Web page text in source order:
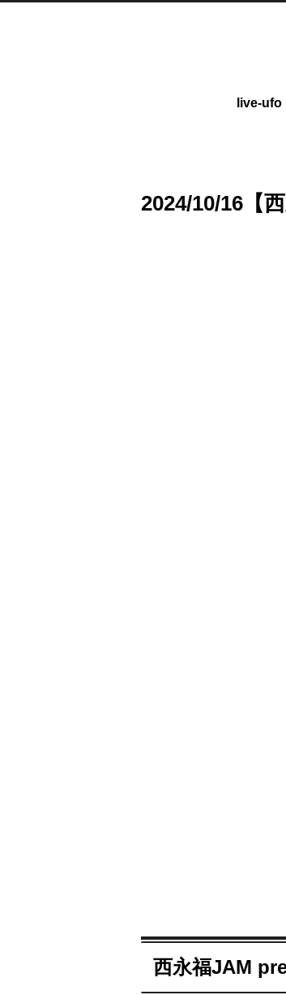
live-ufo
2024/10/16【
西永福JAM